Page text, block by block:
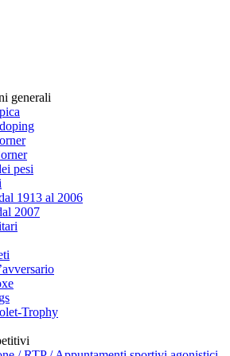
generali
pesi
1913 al 2006
2007
Trophy